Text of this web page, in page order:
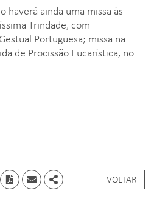
haverá ainda uma missa às
Trindade, com
Portuguesa; missa na
de Procissão Eucarística, no
messenger
PDF EmailShare
VOLTAR